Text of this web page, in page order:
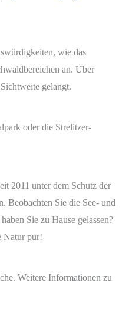
wie das
an. Über
gelangt.
oder die Strelitzer-
2011 unter dem Schutz der
Beobachten Sie die See- und
Sie zu Hause gelassen?
Natur pur!
Weitere Informationen zu